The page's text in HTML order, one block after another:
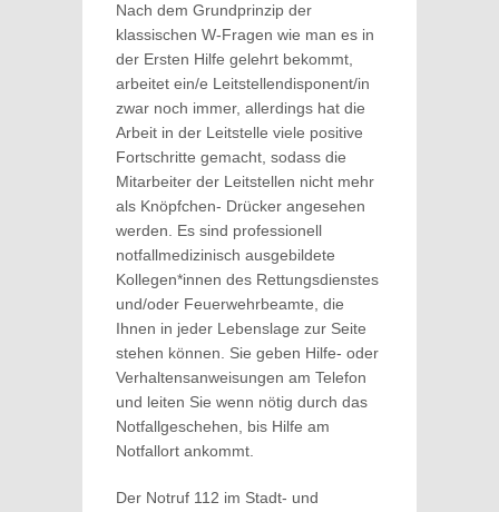
Nach dem Grundprinzip der
klassischen W-Fragen wie man es in
der Ersten Hilfe gelehrt bekommt,
arbeitet ein/e Leitstellendisponent/in
zwar noch immer, allerdings hat die
Arbeit in der Leitstelle viele positive
Fortschritte gemacht, sodass die
Mitarbeiter der Leitstellen nicht mehr
als Knöpfchen- Drücker angesehen
werden. Es sind professionell
notfallmedizinisch ausgebildete
Kollegen*innen des Rettungsdienstes
und/oder Feuerwehrbeamte, die
Ihnen in jeder Lebenslage zur Seite
stehen können. Sie geben Hilfe- oder
Verhaltensanweisungen am Telefon
und leiten Sie wenn nötig durch das
Notfallgeschehen, bis Hilfe am
Notfallort ankommt.
Der Notruf 112 im Stadt- und